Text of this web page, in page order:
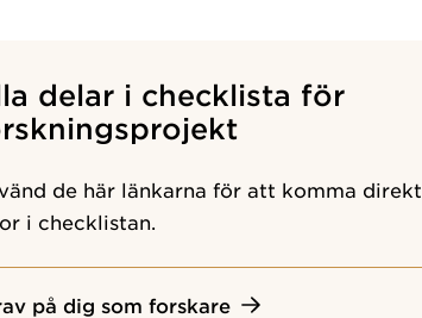
delar i checklista för
de här länkarna för att komma
i checklistan.
på dig som forskare